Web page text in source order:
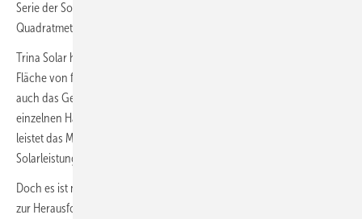
Serie der Sonnenstromfabrik bringt es auf eine Fläche von gut 2,4
Quadratmeter.
Trina Solar hat mit dem neuen Vertex Modul sogar ein Paneel mit einer
Fläche von fast 3,11 Quadratmeter im Portfolio. Entsprechend steigt
auch das Gewicht des Moduls auf satte 33,9 Kilogramm. Für einen
einzelnen Handwerker ist die kaum noch zu stemmen. Immerhin
leistet das Modul 670 Watt, so dass damit in kurzer Zeit viel
Solarleistung in-stalliert ist.
Doch es ist nicht nur die Handhabung, die mit den großen Modulen
zur Herausforderung wird. „Vor allem im Segment der Dachanlagen